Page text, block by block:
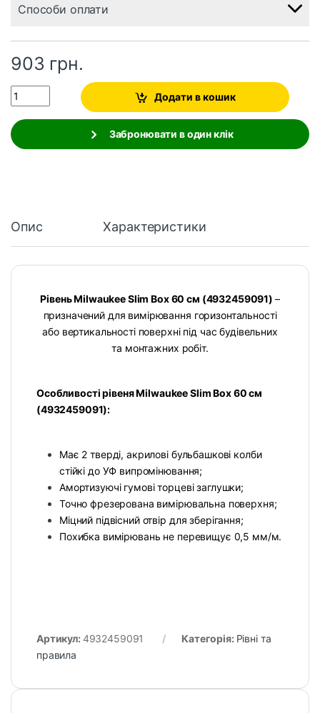
Способи оплати
903 грн.
Quantity
Додати в кошик
Забронювати в один клік
Опис Характеристики
Рівень Milwaukee Slim Box 60 см (4932459091) –
призначений для вимірювання горизонтальності
або вертикальності поверхні під час будівельних
та монтажних робіт.
Особливості рівеня Milwaukee Slim Box 60 см
(4932459091):
Має 2 тверді, акрилові бульбашкові колби
стійкі до УФ випромінювання;
Амортизуючі гумові торцеві заглушки;
Точно фрезерована вимірювальна поверхня;
Міцний підвісний отвір для зберігання;
Похибка вимірювань не перевищує 0,5 мм/м.
Артикул: 4932459091 Категорія: Рівні та
правила